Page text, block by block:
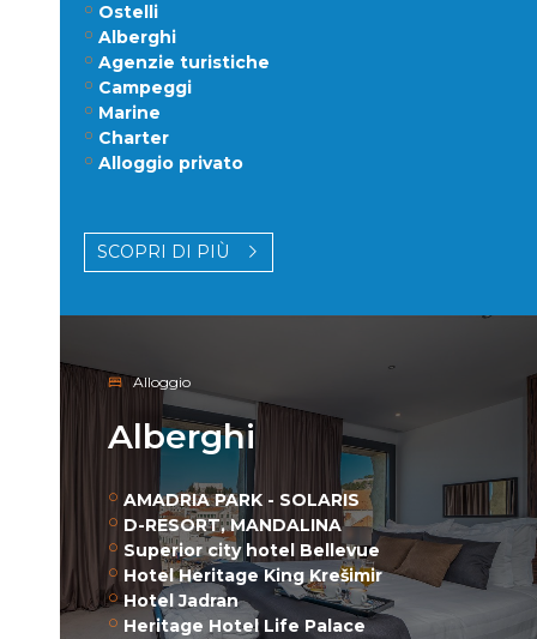
Ostelli
Alberghi
Agenzie turistiche
Campeggi
Marine
Charter
Alloggio privato
SCOPRI DI PIÙ
Alloggio
Alberghi
AMADRIA PARK - SOLARIS
D-RESORT, MANDALINA
Superior city hotel Bellevue
Hotel Heritage King Krešimir
Hotel Jadran
Heritage Hotel Life Palace